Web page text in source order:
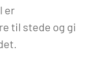
er
til stede og gi